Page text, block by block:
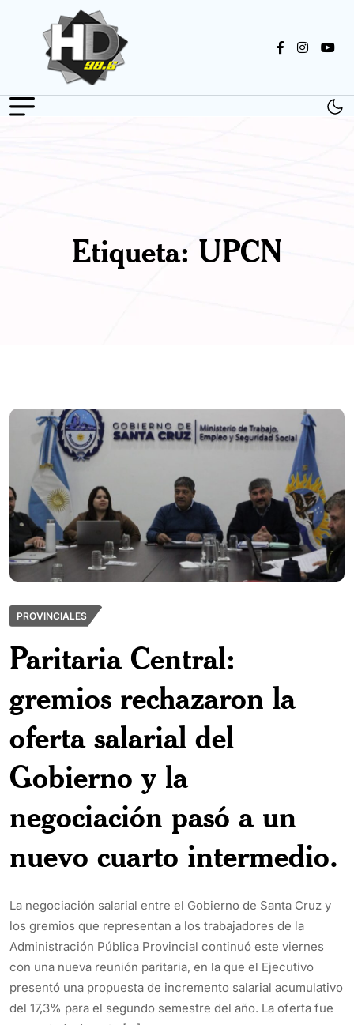
Etiqueta: UPCN
PROVINCIALES
Paritaria Central:
gremios rechazaron la
oferta salarial del
Gobierno y la
negociación pasó a un
nuevo cuarto intermedio.
La negociación salarial entre el Gobierno de Santa Cruz y
los gremios que representan a los trabajadores de la
Administración Pública Provincial continuó este viernes
con una nueva reunión paritaria, en la que el Ejecutivo
presentó una propuesta de incremento salarial acumulativo
del 17,3% para el segundo semestre del año. La oferta fue